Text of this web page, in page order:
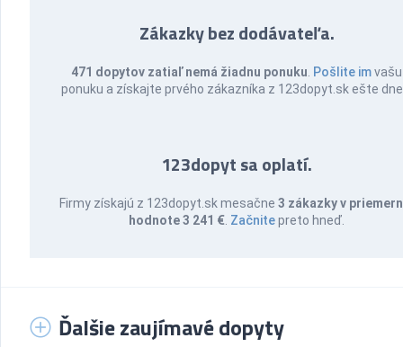
Zákazky bez dodávateľa.
471 dopytov zatiaľ nemá žiadnu ponuku Pošlite imvašu
ponuku a získajte prvého zákazníka z 123dopyt.sk ešte
123dopyt sa oplatí.
Firmy získajú z 123dopyt.sk mesačne3 zákazky v
hodnote 3 241 € Začnitepreto hneď.
Ďalšie zaujímavé dopyty